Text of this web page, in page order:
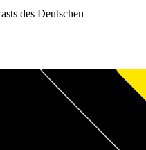
des Deutschen